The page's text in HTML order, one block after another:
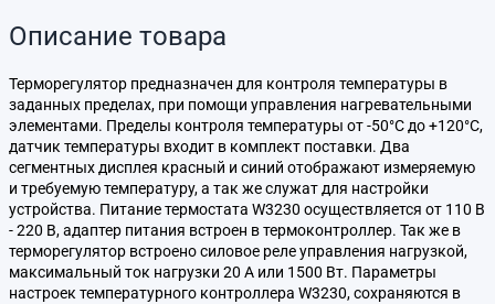
Описание товара
Терморегулятор предназначен для контроля температуры в
заданных пределах, при помощи управления нагревательными
элементами. Пределы контроля температуры от -50°C до +120°C,
датчик температуры входит в комплект поставки. Два
сегментных дисплея красный и синий отображают измеряемую
и требуемую температуру, а так же служат для настройки
устройства. Питание термостата W3230 осуществляется от 110 В
- 220 В, адаптер питания встроен в термоконтроллер. Так же в
терморегулятор встроено силовое реле управления нагрузкой,
максимальный ток нагрузки 20 А или 1500 Вт. Параметры
настроек температурного контроллера W3230, сохраняются в